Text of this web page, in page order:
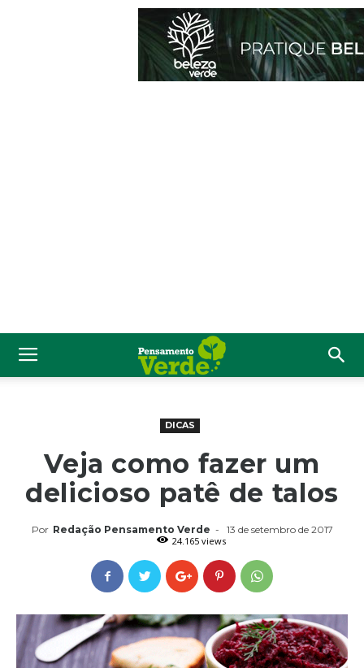
DICAS
Veja como fazer um
delicioso patê de talos
Por Redação Pensamento Verde -
13 de setembro de 2017
24.165 views